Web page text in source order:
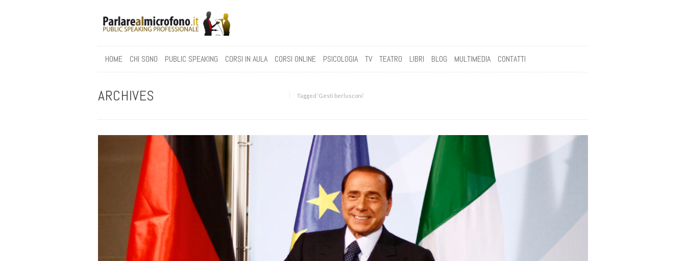
HOME CHI SONO PUBLIC SPEAKING CORSI IN AULA CORSI ONLINE PSICOLOGIA TV TEATRO LIBRI BLOG MULTIMEDIA CONTATTI
ARCHIVES Tagged ‘Gesti berlusconi‘